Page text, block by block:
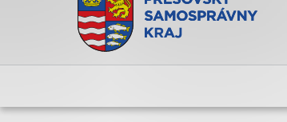
Doména psk.sk je oficiálna
Toto je oficiálna webová